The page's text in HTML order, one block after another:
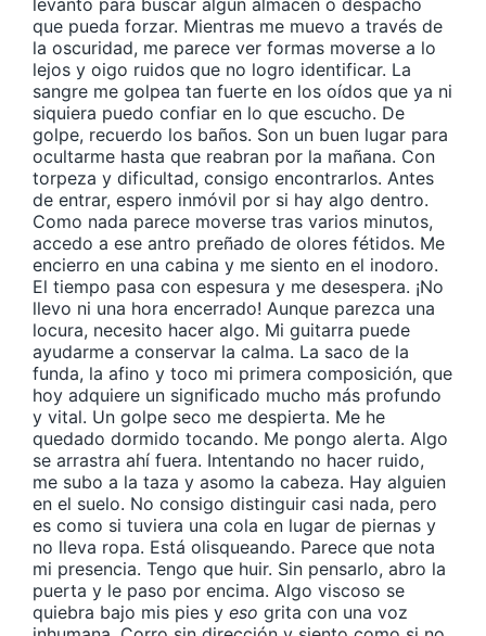
levanto para buscar algún almacén o despacho
que pueda forzar. Mientras me muevo a través de
la oscuridad, me parece ver formas moverse a lo
lejos y oigo ruidos que no logro identificar. La
sangre me golpea tan fuerte en los oídos que ya ni
siquiera puedo confiar en lo que escucho. De
golpe, recuerdo los baños. Son un buen lugar para
ocultarme hasta que reabran por la mañana. Con
torpeza y dificultad, consigo encontrarlos. Antes
de entrar, espero inmóvil por si hay algo dentro.
Como nada parece moverse tras varios minutos,
accedo a ese antro preñado de olores fétidos. Me
encierro en una cabina y me siento en el inodoro.
El tiempo pasa con espesura y me desespera. ¡No
llevo ni una hora encerrado! Aunque parezca una
locura, necesito hacer algo. Mi guitarra puede
ayudarme a conservar la calma. La saco de la
funda, la afino y toco mi primera composición, que
hoy adquiere un significado mucho más profundo
y vital. Un golpe seco me despierta. Me he
quedado dormido tocando. Me pongo alerta. Algo
se arrastra ahí fuera. Intentando no hacer ruido,
me subo a la taza y asomo la cabeza. Hay alguien
en el suelo. No consigo distinguir casi nada, pero
es como si tuviera una cola en lugar de piernas y
no lleva ropa. Está olisqueando. Parece que nota
mi presencia. Tengo que huir. Sin pensarlo, abro la
puerta y le paso por encima. Algo viscoso se
quiebra bajo mis pies y eso grita con una voz